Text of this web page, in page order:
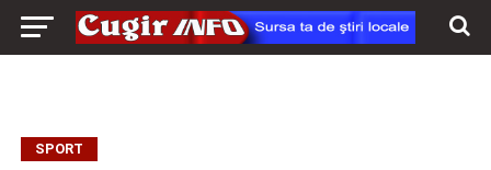
SPORT